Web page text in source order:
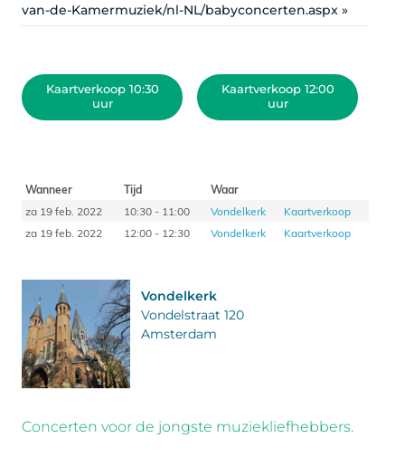
van-de-Kamermuziek/nl-NL/babyconcerten.aspx »
Kaartverkoop 10:30
uur
Kaartverkoop 12:00
uur
Wanneer Tijd
Waar
za 19 feb. 2022
10:30 - 11:00 Vondelkerk
Kaartverkoop
za 19 feb. 2022
12:00 - 12:30 Vondelkerk Kaartverkoop
Vondelkerk
Vondelstraat 120
Amsterdam
Concerten voor de jongste muziekliefhebbers.